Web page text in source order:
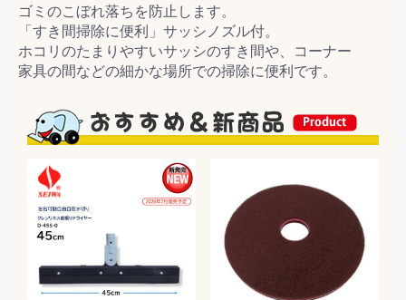
ゴミのこぼれ落ちを防止します。
「すき間掃除に便利」サッシノズル付。
ホコリのたまりやすいサッシのすき間や、コーナー
家具の間などの細かな場所での掃除に便利です。